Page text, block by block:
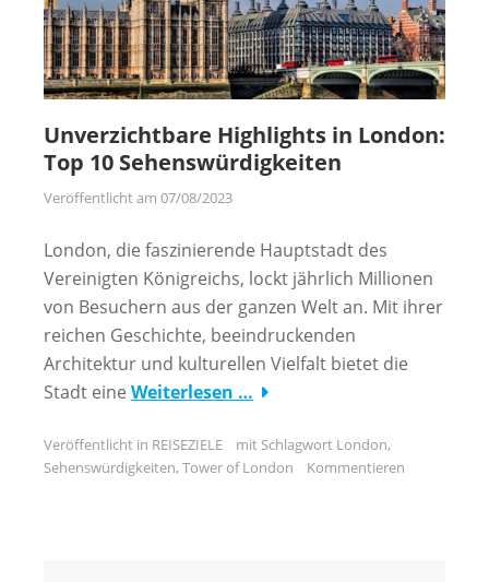
Unverzichtbare Highlights in London:
Top 10 Sehenswürdigkeiten
Veröffentlicht am 07/08/2023
London, die faszinierende Hauptstadt des
Vereinigten Königreichs, lockt jährlich Millionen
von Besuchern aus der ganzen Welt an. Mit ihrer
reichen Geschichte, beeindruckenden
Architektur und kulturellen Vielfalt bietet die
Stadt eine Weiterlesen …
Veröffentlicht in REISEZIELE mit Schlagwort London,
Sehenswürdigkeiten, Tower of London Kommentieren